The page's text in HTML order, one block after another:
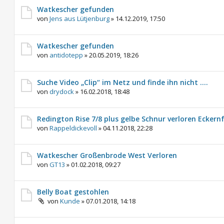
Watkescher gefunden
von Jens aus Lütjenburg» 14.12.2019, 17:50
Watkescher gefunden
von antidotepp »20.05.2019, 18:26
Suche Video „Clip“ im Netz und finde ihn nicht ....
von drydock» 16.02.2018, 18:48
Redington Rise 7/8 plus gelbe Schnur verloren
von Rappeldickevoll »04.11.2018, 22:28
Watkescher Großenbrode West Verloren
von GT13 »01.02.2018, 09:27
Belly Boat gestohlen
von Kunde »07.01.2018, 14:18